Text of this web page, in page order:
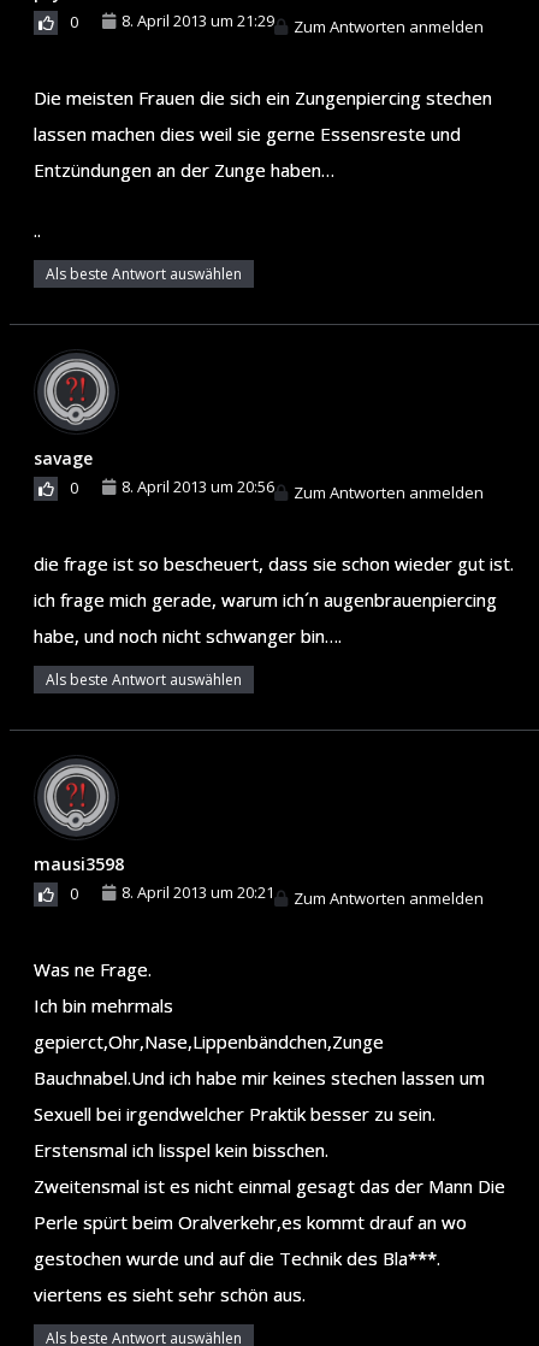
0 8. April 2013 um 21:29 Zum Antworten anmelden
Die meisten Frauen die sich ein Zungenpiercing stechen
lassen machen dies weil sie gerne Essensreste und
Entzündungen an der Zunge haben…
..
Als beste Antwort auswählen
savage
0 8. April 2013 um 20:56 Zum Antworten anmelden
die frage ist so bescheuert, dass sie schon wieder gut ist.
ich frage mich gerade, warum ich´n augenbrauenpiercing
habe, und noch nicht schwanger bin….
Als beste Antwort auswählen
mausi3598
0 8. April 2013 um 20:21 Zum Antworten anmelden
Was ne Frage.
Ich bin mehrmals
gepierct,Ohr,Nase,Lippenbändchen,Zunge
Bauchnabel.Und ich habe mir keines stechen lassen um
Sexuell bei irgendwelcher Praktik besser zu sein.
Erstensmal ich lisspel kein bisschen.
Zweitensmal ist es nicht einmal gesagt das der Mann Die
Perle spürt beim Oralverkehr,es kommt drauf an wo
gestochen wurde und auf die Technik des Bla***.
viertens es sieht sehr schön aus.
Als beste Antwort auswählen